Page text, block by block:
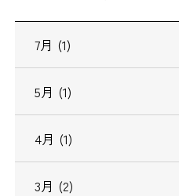
7月 (1)
5月 (1)
4月 (1)
3月 (2)